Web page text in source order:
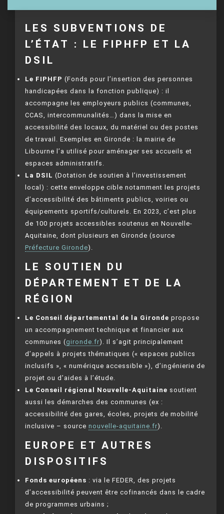
LES SUBVENTIONS DE
L’ÉTAT : LE FIPHFP ET LA
DSIL
Le FIPHFP (Fonds pour l’insertion des personnes
handicapées dans la fonction publique) : il
accompagne les employeurs publics (communes,
CCAS, intercommunalités…) dans la mise en
accessibilité des locaux, du matériel ou des postes
de travail. Exemples en Gironde : la mairie de
Libourne l’a utilisé pour aménager ses accueils et
espaces administratifs.
La DSIL (Dotation de soutien à l’investissement
local) : cette enveloppe cible notamment les projets
d’accessibilité des bâtiments publics, voiries ou
équipements sportifs/culturels. En 2023, c’est plus
de 100 projets accessibles soutenus en Nouvelle-
Aquitaine, dont plusieurs en Gironde (source
Préfecture Gironde).
LE SOUTIEN DU
DÉPARTEMENT ET DE LA
RÉGION
Le Conseil départemental de la Gironde propose
un accompagnement technique et financier aux
communes (gironde.fr). Il s’agit principalement
d’appels à projets thématiques (« espaces publics
inclusifs », « numérique accessible »), d’ingénierie de
projet ou d’aides à l’étude.
Le Conseil régional Nouvelle-Aquitaine soutient
aussi les démarches des communes (ex :
accessibilité des gares, écoles, projets de mobilité
inclusive – source nouvelle-aquitaine.fr).
EUROPE ET AUTRES
DISPOSITIFS
Fonds européens : via le FEDER, des projets
d’accessibilité peuvent être cofinancés dans le cadre
de programmes urbains ;